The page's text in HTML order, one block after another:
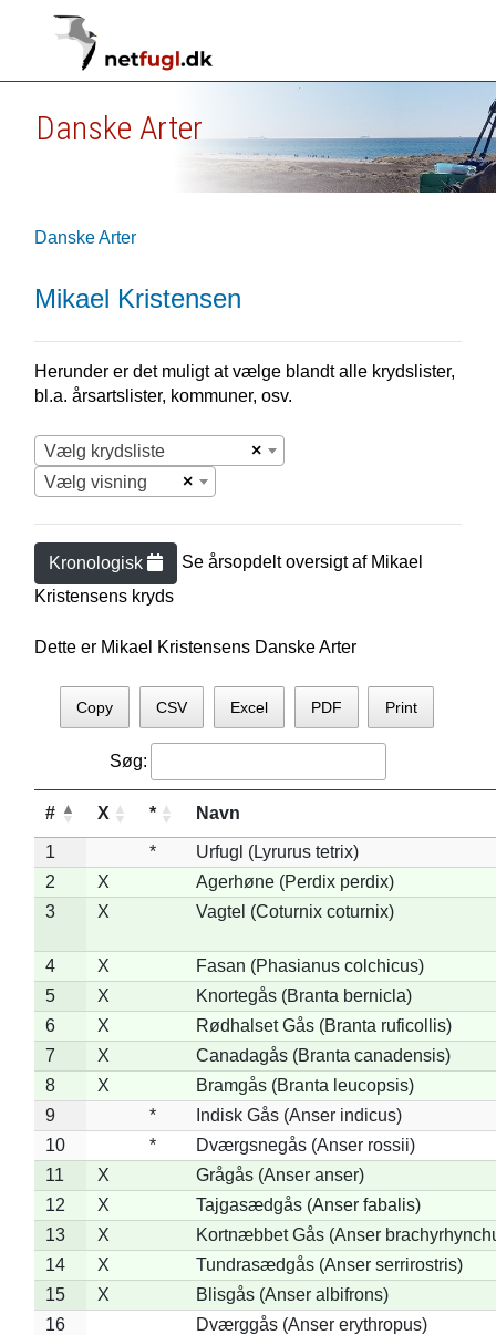
Danske Arter
Danske Arter
Mikael Kristensen
Herunder er det muligt at vælge blandt alle krydslister,
bl.a. årsartslister, kommuner, osv.
×
Vælg krydsliste
×
Vælg visning
Kronologisk Se årsopdelt oversigt af Mikael
Kristensens kryds
Dette er Mikael Kristensens Danske Arter
Copy CSV Excel PDF Print
Søg:
# X * Navn
1 *
Urfugl (Lyrurus tetrix)
2
X
Agerhøne (Perdix perdix)
3
X Vagtel (Coturnix coturnix)
4 X
Fasan (Phasianus colchicus)
5
X
Knortegås (Branta bernicla)
6
X
Rødhalset Gås (Branta ruficollis)
7
X
Canadagås (Branta canadensis)
8
X
Bramgås (Branta leucopsis)
9
*
Indisk Gås (Anser indicus)
10
*
Dværgsnegås (Anser rossii)
11
X
Grågås (Anser anser)
12
X
Tajgasædgås (Anser fabalis)
13
X
Kortnæbbet Gås (Anser
14
X
Tundrasædgås (Anser serrirostris)
15
X
Blisgås (Anser albifrons)
16
Dværggås (Anser erythropus)